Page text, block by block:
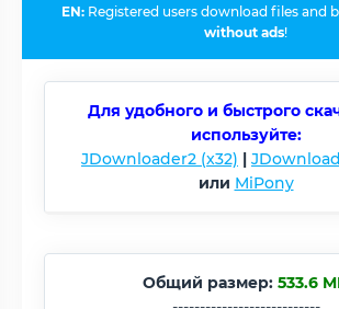
EN:Registered users download files and
without ads!
Для удобного и быстрого
используйте:
JDownloader2 (x32) |
или MiPony
Общий размер: 533.6